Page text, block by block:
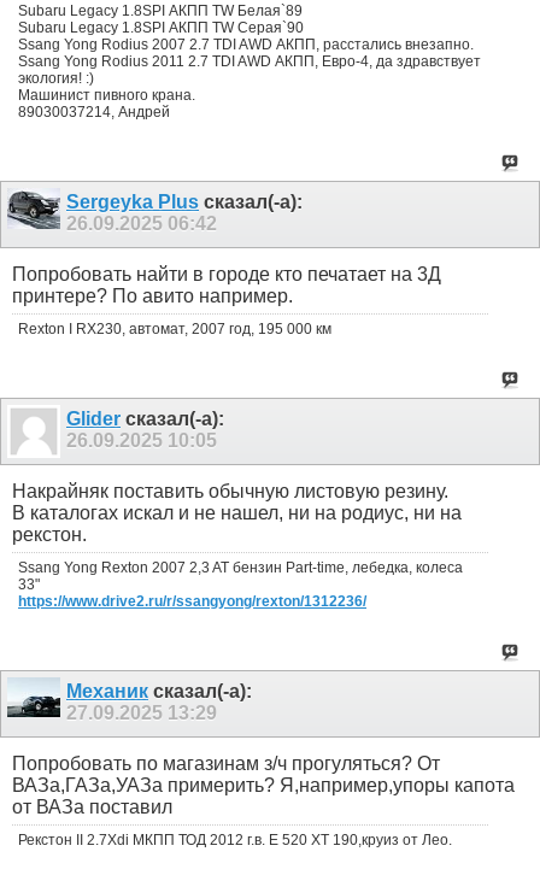
Subaru Legacy 1.8SPI АКПП TW Белая`89
Subaru Legacy 1.8SPI АКПП TW Серая`90
Ssang Yong Rodius 2007 2.7 TDI AWD АКПП, расстались внезапно.
Ssang Yong Rodius 2011 2.7 TDI AWD АКПП, Евро-4, да здравствует
экология! :)
Машинист пивного крана.
89030037214, Андрей
Sergeyka Plus сказал(-а):
26.09.2025 06:42
Попробовать найти в городе кто печатает на 3Д
принтере? По авито например.
Rexton I RX230, автомат, 2007 год, 195 000 км
Glider сказал(-а):
26.09.2025 10:05
Накрайняк поставить обычную листовую резину.
В каталогах искал и не нашел, ни на родиус, ни на
рекстон.
Ssang Yong Rexton 2007 2,3 AT бензин Part-time, лебедка, колеса
33"
https://www.drive2.ru/r/ssangyong/rexton/1312236/
Механик сказал(-а):
27.09.2025 13:29
Попробовать по магазинам з/ч прогуляться? От
ВАЗа,ГАЗа,УАЗа примерить? Я,например,упоры капота
от ВАЗа поставил
Рекстон II 2.7Xdi МКПП ТОД 2012 г.в. Е 520 ХТ 190,круиз от Лео.